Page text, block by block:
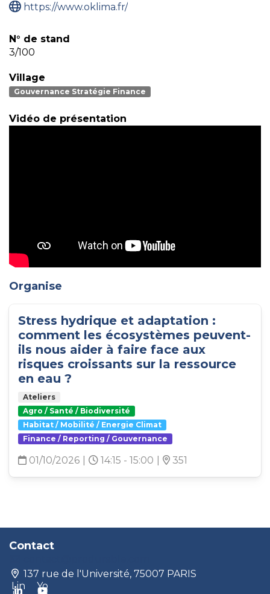
https://www.oklima.fr/
N° de stand
3/100
Village
Gouvernance Stratégie Finance
Vidéo de présentation
Organise
Stress hydrique et adaptation :
comment les écosystèmes peuvent-
ils nous aider à faire face aux
risques croissants sur la ressource
en eau ?
Ateliers
Agro / Santé / Biodiversité
Habitat / Mobilité / Energie Climat
Finance / Reporting / Gouvernance
01/10/2026 14:15 - 15:00 351
Contact
137 rue de l'Université, 75007 PARIS
Lin
Yo